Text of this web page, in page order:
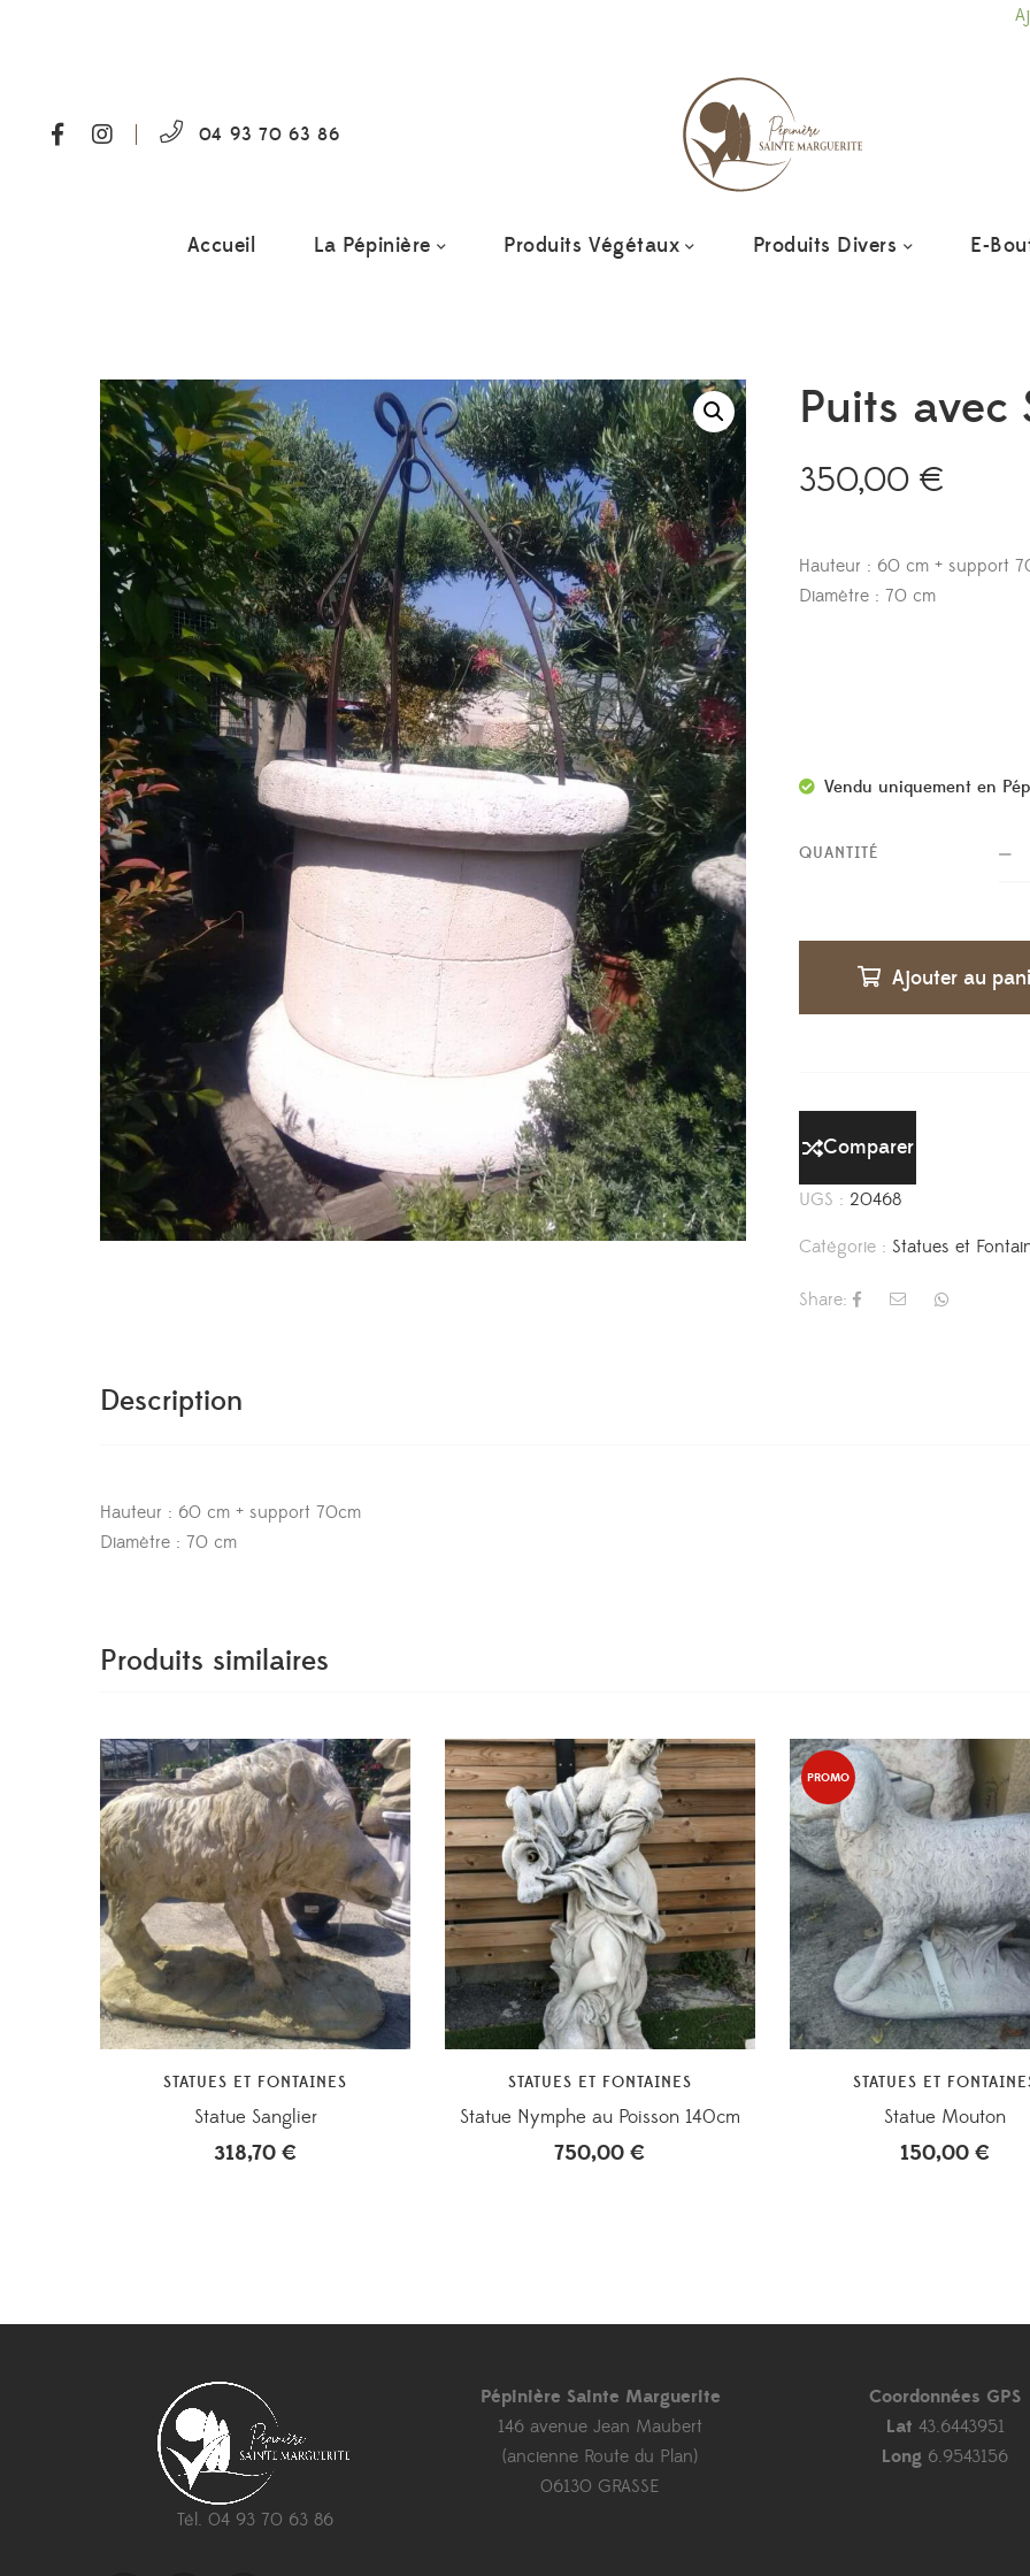
Ajoutez
04 93 70 63 86
Accueil La Pépinière Produits Végétaux Produits Divers E-
Puits avec
350,00€
Hauteur : 60 cm + support
Diamètre : 70 cm
Vendu uniquement en
QUANTITÉ
Ajouter au
Comparer
UGS : 20468
Catégorie :Statues et
Share:
Description
Hauteur : 60 cm + support 70cm
Diamètre : 70 cm
Produits similaires
STATUES ET FONTAINES
Statue Sanglier
318,70 €
STATUES ET FONTAINES
Statue Nymphe au Poisson 140cm
750,00 €
PROMO
STATUES ET
Statue Mouton
150,00 €
Tél. 04 93 70 63 86
Pépinière Sainte Marguerite
146 avenue Jean Maubert
(ancienne Route du Plan)
06130 GRASSE
Coordonnées GPS
Lat 43.6443951
Long 6.9543156